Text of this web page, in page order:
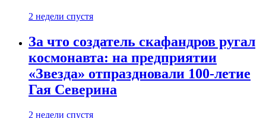
2 недели спустя
За что создатель скафандров ругал
космонавта: на предприятии
«Звезда» отпраздновали 100-летие
Гая Северина
2 недели спустя